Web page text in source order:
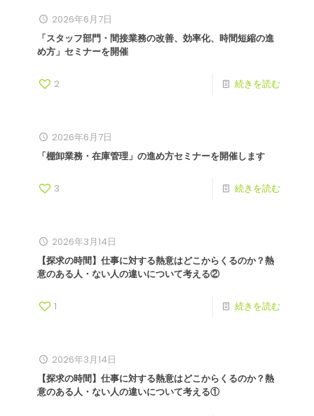
2026年6月7日
「スタッフ部門・間接業務の改善、効率化、時間短縮の進
め方」セミナーを開催
2 続きを読む
2026年6月7日
「棚卸業務・在庫管理」の進め方セミナーを開催します
3 続きを読む
2026年3月14日
【探求の時間】仕事に対する熱意はどこからくるのか？熱
意のある人・ない人の違いについて考える②
1 続きを読む
2026年3月14日
【探求の時間】仕事に対する熱意はどこからくるのか？熱
意のある人・ない人の違いについて考える①